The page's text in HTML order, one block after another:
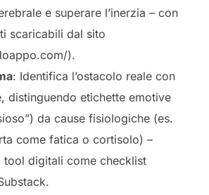
e superare l’inerzia – con
scaricabili dal sito
).
: Identifica l’ostacolo reale con
distinguendo etichette emotive
da cause fisiologiche (es.
come fatica o cortisolo) –
tool digitali come checklist